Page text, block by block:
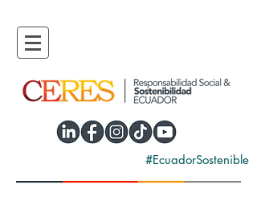
#EcuadorSostenible